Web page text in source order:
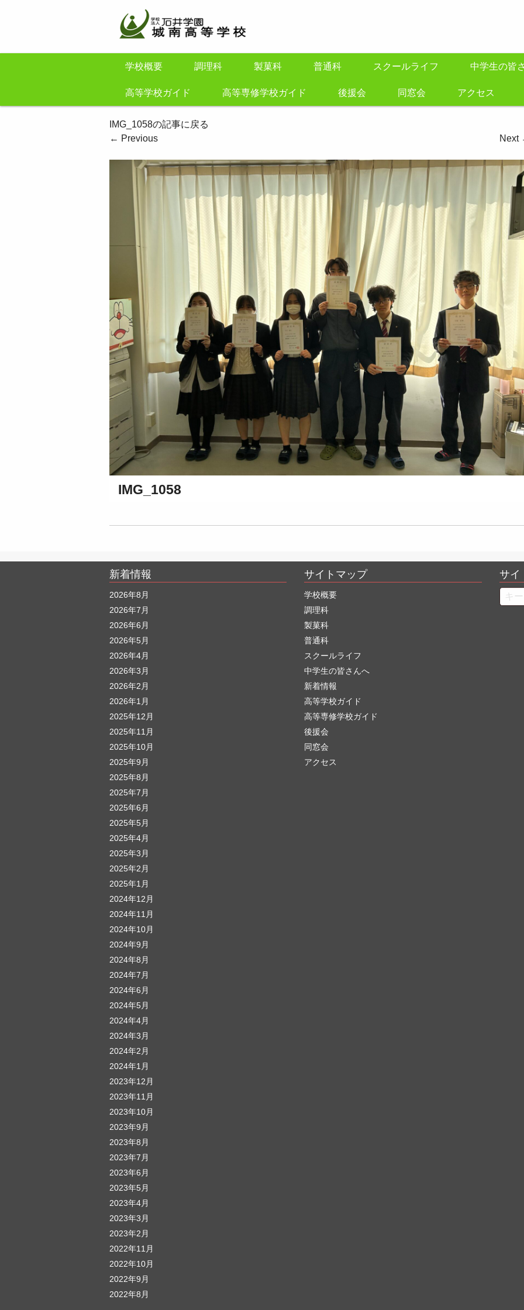
学校概要 調理科 製菓科 普通科 スクールライフ 中学生の皆
高等学校ガイド 高等専修学校ガイド 後援会 同窓会 アクセス
IMG_1058の記事に戻る
← Previous Next
IMG_1058
新着情報
2026年8月
2026年7月
2026年6月
2026年5月
2026年4月
2026年3月
2026年2月
2026年1月
2025年12月
2025年11月
2025年10月
2025年9月
2025年8月
2025年7月
2025年6月
2025年5月
2025年4月
2025年3月
2025年2月
2025年1月
2024年12月
2024年11月
2024年10月
2024年9月
2024年8月
2024年7月
2024年6月
2024年5月
2024年4月
2024年3月
2024年2月
2024年1月
2023年12月
2023年11月
2023年10月
2023年9月
2023年8月
2023年7月
2023年6月
2023年5月
2023年4月
2023年3月
2023年2月
2022年11月
2022年10月
2022年9月
2022年8月
サイトマップ
学校概要
調理科
製菓科
普通科
スクールライフ
中学生の皆さんへ
新着情報
高等学校ガイド
高等専修学校ガイド
後援会
同窓会
アクセス
サイ